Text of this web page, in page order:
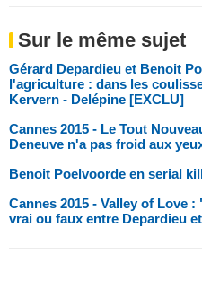
Sur le même sujet
Gérard Depardieu et Benoit
l'agriculture : dans les
Kervern - Delépine [EXCLU]
Cannes 2015 - Le Tout
Deneuve n'a pas froid aux
Benoit Poelvoorde en serial
Cannes 2015 - Valley of Love
vrai ou faux entre Depardieu